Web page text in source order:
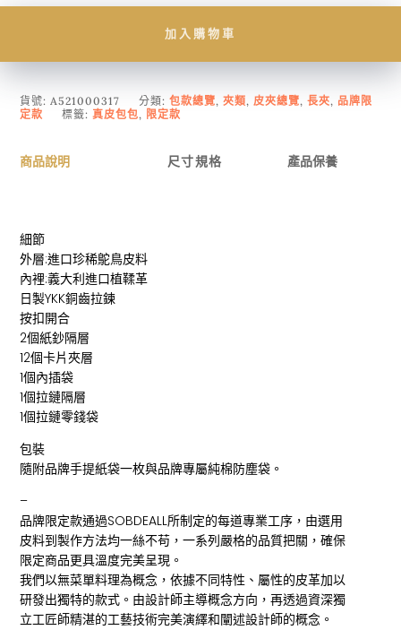
加入購物車
貨號:A521000317 分類:包款總覽,夾類,皮夾總覽,長夾, 品牌限
定款
標籤:真皮包包, 限定款
商品說明 尺寸規格 產品保養
細節
外層:進口珍稀鴕鳥皮料
內裡:義大利進口植鞣革
日製YKK銅齒拉鍊
按扣開合
2個紙鈔隔層
12個卡片夾層
1個內插袋
1個拉鏈隔層
1個拉鏈零錢袋
包裝
隨附品牌手提紙袋一枚與品牌專屬純棉防塵袋。
–
品牌限定款通過SOBDEALL所制定的每道專業工序，由選用
皮料到製作方法均一絲不苟，一系列嚴格的品質把關，確保
限定商品更具溫度完美呈現。
我們以無菜單料理為概念，依據不同特性、屬性的皮革加以
研發出獨特的款式。由設計師主導概念方向，再透過資深獨
立工匠師精湛的工藝技術完美演繹和闡述設計師的概念。